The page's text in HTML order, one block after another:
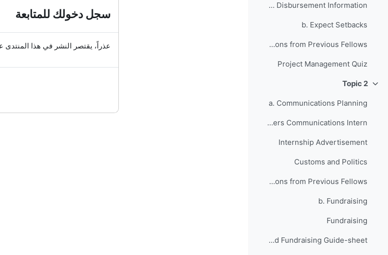
Grant Disbursement Information
b. Expect Setbacks
Anticipating Setbacks - Lessons from Previous Fellows
Project Management Quiz
طيTopic 2
a. Communications Planning
Your JusticeMakers Communications Intern
Internship Advertisement
Customs and Politics
Raising Awareness for your Project - Lessons from Previous Fellows
b. Fundraising
Fundraising
Grant Writing and Fundraising Guide-sheet
سجل دخولك للمتابعة
عذراً، يقتصر النشر في هذا